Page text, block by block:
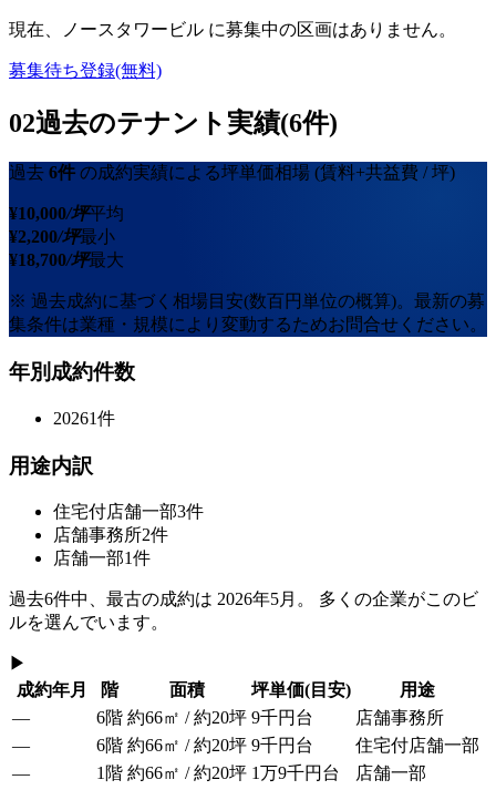
現在、 ノースタワービル に募集中の区画はありません。
募集待ち登録(無料)
02過去のテナント実績(6件)
過去 6件 の成約実績による坪単価相場 (賃料+共益費 / 坪)
¥10,000/坪平均
¥2,200/坪最小
¥18,700/坪最大
※ 過去成約に基づく相場目安(数百円単位の概算)。最新の募
集条件は業種・規模により変動するためお問合せください。
年別成約件数
20261件
用途内訳
住宅付店舗一部3件
店舗事務所2件
店舗一部1件
過去6件中、最古の成約は 2026年5月 。 多くの企業がこのビ
ルを選んでいます。
▶
成約年月
階 面積 坪単価(目安)
用途
—
6階 約66㎡ / 約20坪 9千円台
店舗事務所
—
6階 約66㎡ / 約20坪 9千円台
住宅付店舗一部
—
1階 約66㎡ / 約20坪 1万9千円台
店舗一部